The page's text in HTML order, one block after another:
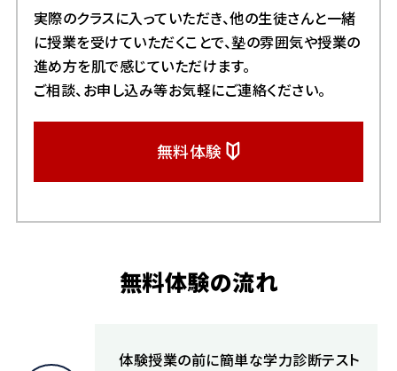
実際のクラスに入っていただき、他の生徒さんと一緒
に授業を受けていただくことで、塾の雰囲気や授業の
進め方を肌で感じていただけます。
ご相談、お申し込み等お気軽にご連絡ください。
無料体験
無料体験の流れ
体験授業の前に簡単な学力診断テスト